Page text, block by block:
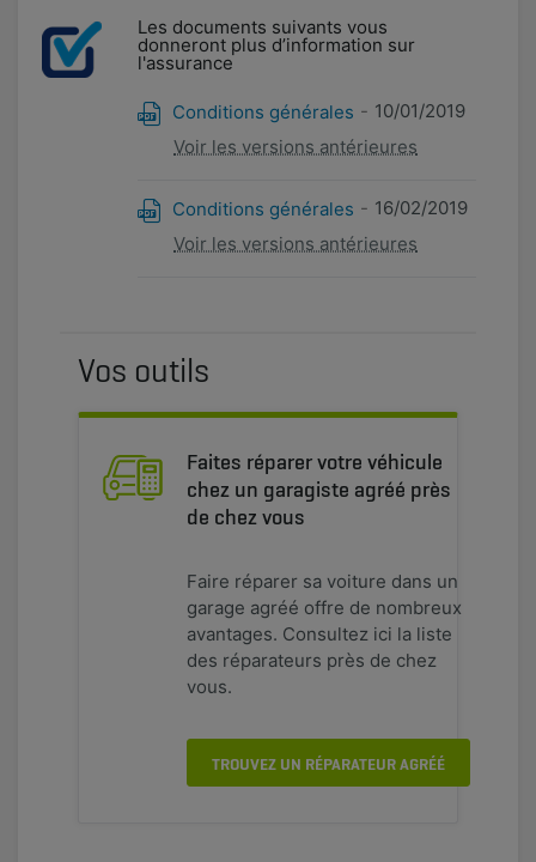
Les documents suivants vous
donneront plus d’information sur
l'assurance
Conditions générales
10/01/2019
Voir les versions antérieures
Conditions générales
16/02/2019
Voir les versions antérieures
Vos outils
Faites réparer votre véhicule
chez un garagiste agréé près
de chez vous
Faire réparer sa voiture dans un
garage agréé offre de nombreux
avantages. Consultez ici la liste
des réparateurs près de chez
vous.
TROUVEZ UN RÉPARATEUR AGRÉÉ